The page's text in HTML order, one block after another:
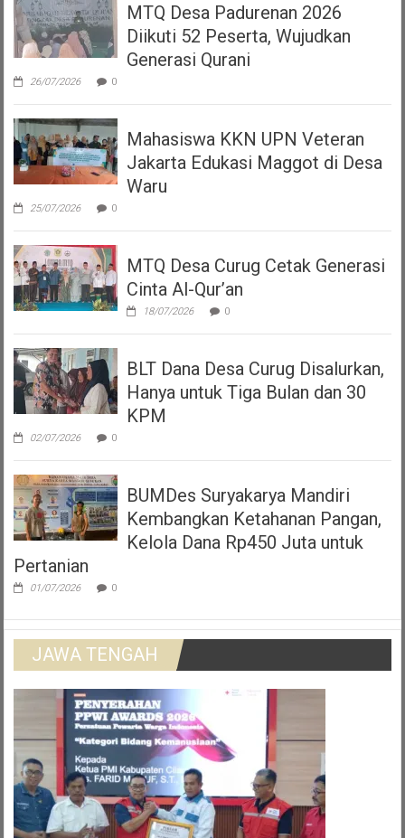
MTQ Desa Padurenan 2026
Diikuti 52 Peserta, Wujudkan
Generasi Qurani
26/07/2026 0
Mahasiswa KKN UPN Veteran
Jakarta Edukasi Maggot di Desa
Waru
25/07/2026 0
MTQ Desa Curug Cetak Generasi
Cinta Al-Qur’an
18/07/2026 0
BLT Dana Desa Curug Disalurkan,
Hanya untuk Tiga Bulan dan 30
KPM
02/07/2026 0
BUMDes Suryakarya Mandiri
Kembangkan Ketahanan Pangan,
Kelola Dana Rp450 Juta untuk
Pertanian
01/07/2026 0
JAWA TENGAH